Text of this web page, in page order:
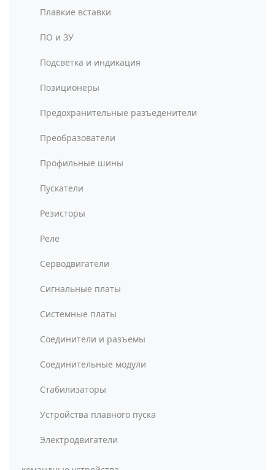
Плавкие вставки
ПО и ЗУ
Подсветка и индикация
Позиционеры
Предохранительные разъеденители
Преобразователи
Профильные шины
Пускатели
Резисторы
Реле
Серводвигатели
Сигнальные платы
Системные платы
Соединители и разъемы
Соединительные модули
Стабилизаторы
Устройства плавного пуска
Электродвигатели